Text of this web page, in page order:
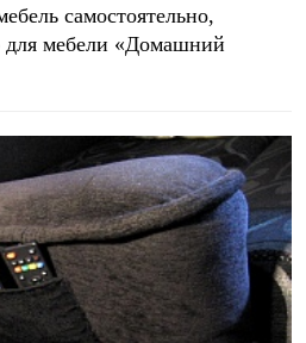
самостоятельно,
для мебели «Домашний